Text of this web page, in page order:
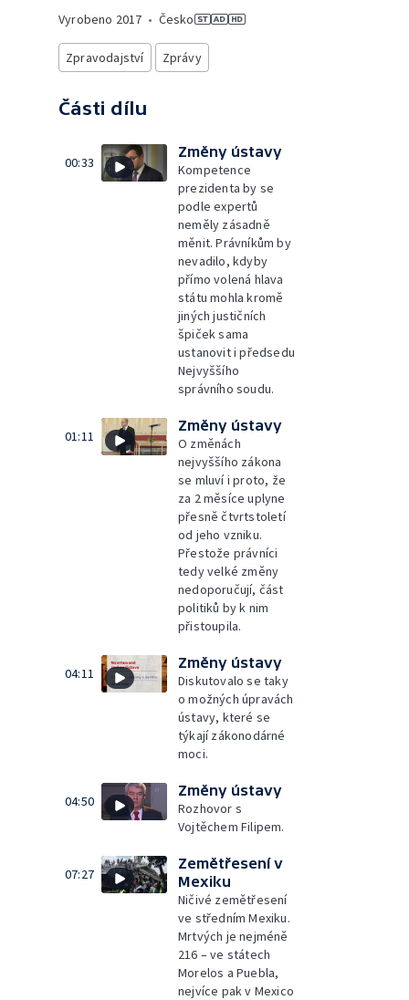
Vyrobeno 2017 • Česko
Zpravodajství Zprávy
Části dílu
00:33
Změny ústavy
Kompetence
prezidenta by se
podle expertů
neměly zásadně
měnit. Právníkům by
nevadilo, kdyby
přímo volená hlava
státu mohla kromě
jiných justičních
špiček sama
ustanovit i předsedu
Nejvyššího
správního soudu.
01:11
Změny ústavy
O změnách
nejvyššího zákona
se mluví i proto, že
za 2 měsíce uplyne
přesně čtvrtstoletí
od jeho vzniku.
Přestože právníci
tedy velké změny
nedoporučují, část
politiků by k nim
přistoupila.
04:11
Změny ústavy
Diskutovalo se taky
o možných úpravách
ústavy, které se
týkají zákonodárné
moci.
04:50
Změny ústavy
Rozhovor s
Vojtěchem Filipem.
07:27
Zemětřesení v
Mexiku
Ničivé zemětřesení
ve středním Mexiku.
Mrtvých je nejméně
216 – ve státech
Morelos a Puebla,
nejvíce pak v Mexico